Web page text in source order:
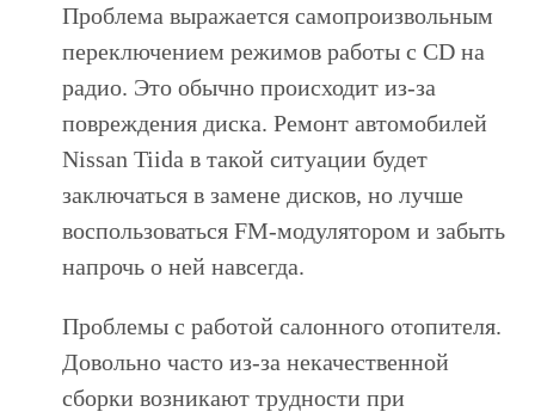
Проблема выражается самопроизвольным
переключением режимов работы с CD на
радио. Это обычно происходит из-за
повреждения диска. Ремонт автомобилей
Nissan Tiida в такой ситуации будет
заключаться в замене дисков, но лучше
воспользоваться FM-модулятором и забыть
напрочь о ней навсегда.
Проблемы с работой салонного отопителя.
Довольно часто из-за некачественной
сборки возникают трудности при